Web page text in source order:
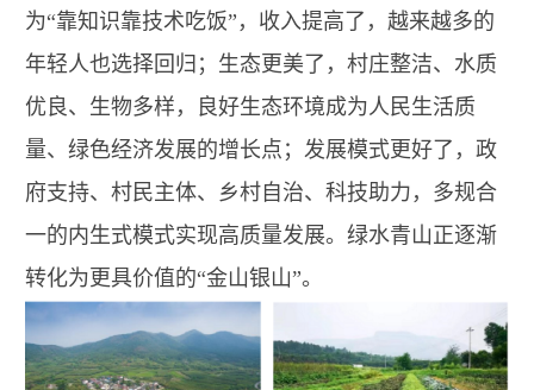
为“靠知识靠技术吃饭”，收入提高了，越来越多的
年轻人也选择回归；生态更美了，村庄整洁、水质
优良、生物多样，良好生态环境成为人民生活质
量、绿色经济发展的增长点；发展模式更好了，政
府支持、村民主体、乡村自治、科技助力，多规合
一的内生式模式实现高质量发展。绿水青山正逐渐
转化为更具价值的“金山银山”。